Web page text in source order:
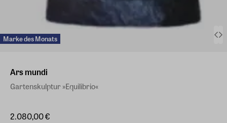
Marke des Monats
Ars mundi
Gartenskulptur »Equilibrio«
2.080,00 €